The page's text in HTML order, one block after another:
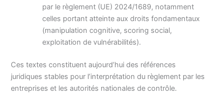
par le règlement (UE) 2024/1689, notamment
celles portant atteinte aux droits fondamentaux
(manipulation cognitive, scoring social,
exploitation de vulnérabilités).
Ces textes constituent aujourd’hui des références
juridiques stables pour l’interprétation du règlement par les
entreprises et les autorités nationales de contrôle.